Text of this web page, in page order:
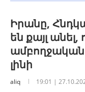
Իրանը,
են քայլ
լինի
aliq 19:01 |